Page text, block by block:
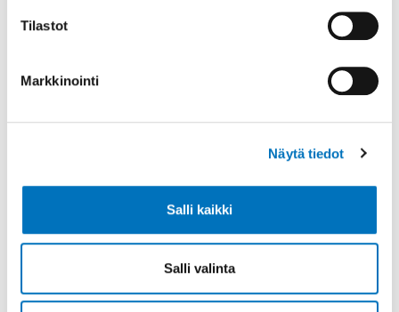
Tilastot
Markkinointi
Näytä tiedot
Salli kaikki
Salli valinta
17.06.2026
Invalidiliiton
raportin
Webinaarissa esitellään
Invalidiliiton osallisuusbarometrin
uusimman raportin keskeiset
tulokset ja nostot, lisätään
ymmärrystä fyysisesti vammaisten